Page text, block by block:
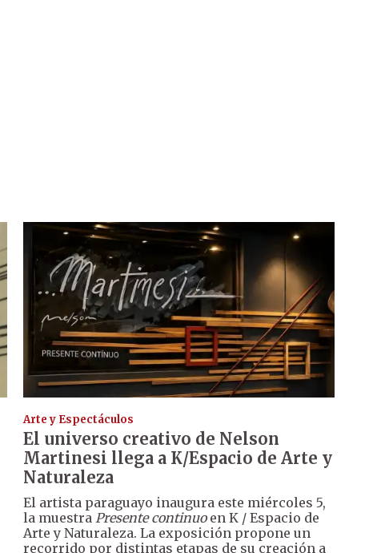
Arte y Espectáculos
El universo creativo de Nelson
Martinesi llega a K/Espacio de Arte y
Naturaleza
El artista paraguayo inaugura este miércoles 5,
la muestra Presente continuoen K / Espacio de
Arte y Naturaleza. La exposición propone un
recorrido por distintas etapas de su creación a